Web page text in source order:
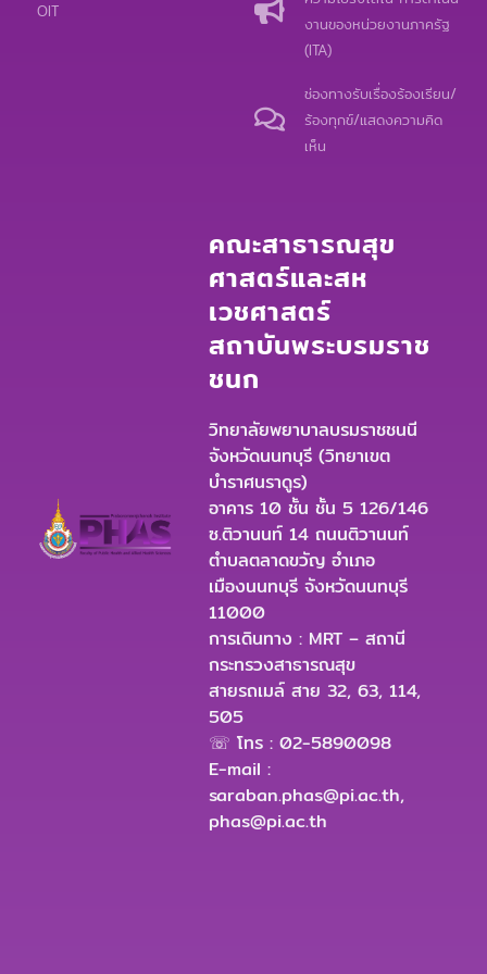
OIT e
งานของหน่วยงานภาครัฐ
(ITA)
ช่องทางรับเรื่องร้องเรียน/
ร้องทุกข์/แสดงความคิด
เห็น
คณะสาธารณสุข
ศาสตร์และสห
เวชศาสตร์
สถาบันพระบรมราช
ชนก
วิทยาลัยพยาบาลบรมราชชนนี
จังหวัดนนทบุรี (วิทยาเขต
บำราศนราดูร)
อาคาร 10 ชั้น ชั้น 5 126/146
ซ.ติวานนท์ 14 ถนนติวานนท์
ตำบลตลาดขวัญ อำเภอ
เมืองนนทบุรี จังหวัดนนทบุรี
11000
การเดินทาง : MRT – สถานี
กระทรวงสาธารณสุข
สายรถเมล์ สาย 32, 63, 114,
505
☏ โทร : 02-5890098
E-mail :
saraban.phas@pi.ac.th,
phas@pi.ac.th